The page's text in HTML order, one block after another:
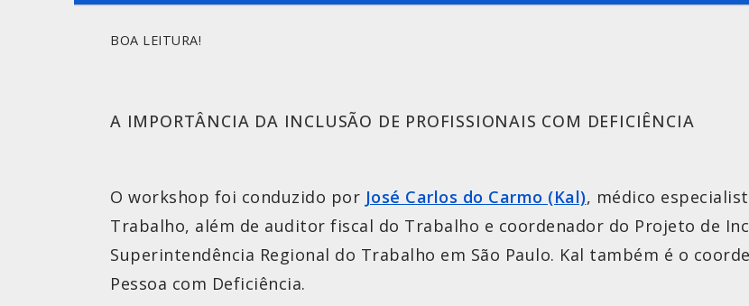
BOA LEITURA!
A IMPORTÂNCIA DA INCLUSÃO DE PROFISSIONAIS COM DEFICIÊNCIA
O workshop foi conduzido por José Carlos do Carmo (Kal), médico
Trabalho, além de auditor fiscal do Trabalho e coordenador do Projeto de
Superintendência Regional do Trabalho em São Paulo. Kal também é o
Pessoa com Deficiência.